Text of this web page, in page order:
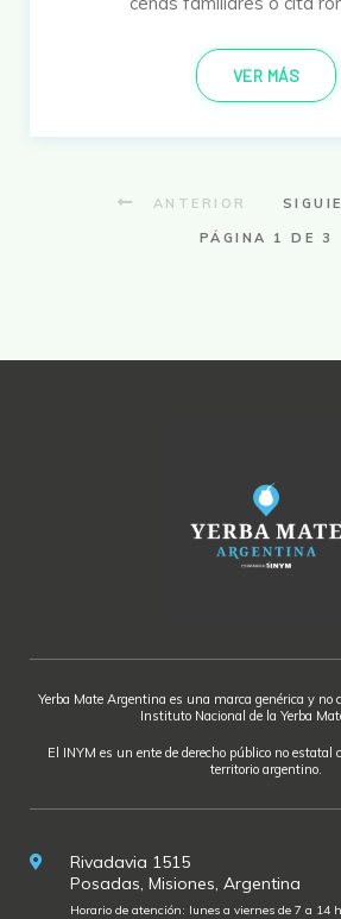
VER MÁS
PÁGINA 1 DE 3
ANTERIOR
Yerba Mate Argentina es una marca genérica y no
Instituto Nacional de la Yerba
El INYM es un ente de derecho público no estatal
territorio argentino.
Rivadavia 1515
Posadas, Misiones, Argentina
Horario de atención: lunes a viernes de 7 a 14